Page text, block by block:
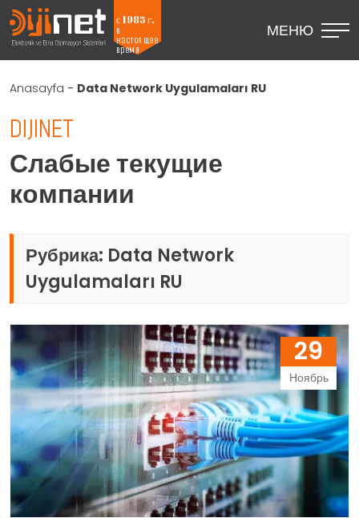
с 1985 г.
в
настоящее
время
МЕНЮ
Anasayfa - Data Network Uygulamaları RU
DIJINET
Слабые текущие
компании
Рубрика: Data Network
Uygulamaları RU
29
Ноябрь